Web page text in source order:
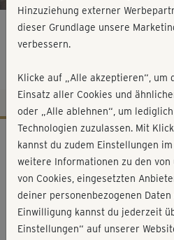
Pilates basic -
Workout-Facts
leicht
29 Min
200 kcal
Anette Alvaredo
Hinzuziehung externer
dieser Grundlage unsere
verbessern.
Klicke auf „Alle akzeptieren“, um
Einsatz aller Cookies und
oder „Alle ablehnen“, um
Technologien zuzulassen. Mit
kannst du zudem Einstellungen
weitere Informationen zu den von
von Cookies, eingesetzten
deiner personenbezogenen
Einwilligung kannst du jederzeit
Einstellungen“ auf unserer